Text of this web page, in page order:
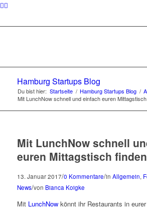
Hamburg Startups Blog
Du bist hier: Startseite / Hamburg Startups Blog /
Mit LunchNow schnell und einfach euren
Mit LunchNow schnell
euren Mittagstisch finden
13. Januar 2017/0 Kommentare/in Allgemein,
News/von Bianca Koigke
MitLunchNowkönnt ihr Restaurants in